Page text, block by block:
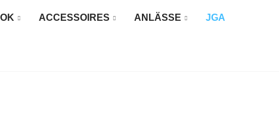
ACCESSOIRES ANLÄSSE JGA